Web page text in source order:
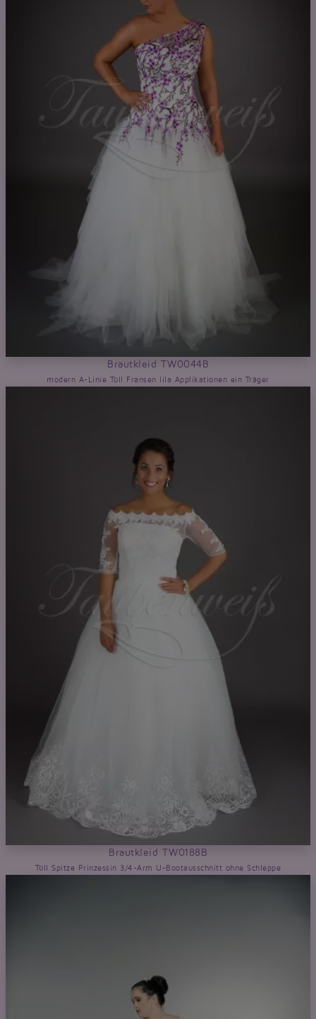
Brautkleid TW0044B
modern A-Linie Tüll Fransen lila Applikationen ein Träger
Brautkleid TW0188B
Tüll Spitze Prinzessin 3/4-Arm U-Bootausschnitt ohne Schleppe